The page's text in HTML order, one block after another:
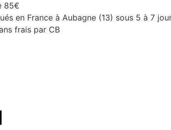
85€
en France à Aubagne (13) sous 5 à 7
frais par CB